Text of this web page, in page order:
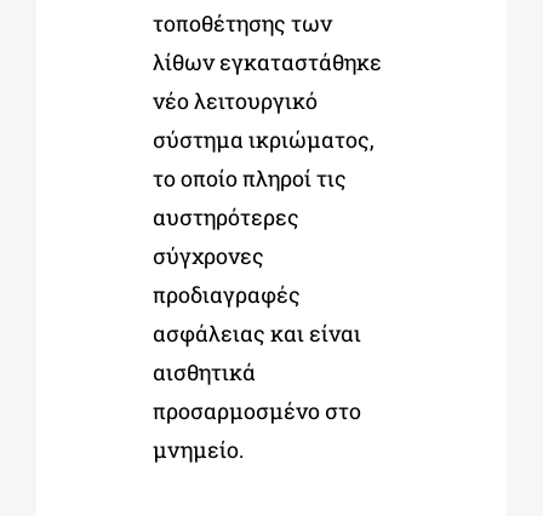
τοποθέτησης των
λίθων εγκαταστάθηκε
νέο λειτουργικό
σύστημα ικριώματος,
το οποίο πληροί τις
αυστηρότερες
σύγχρονες
προδιαγραφές
ασφάλειας και είναι
αισθητικά
προσαρμοσμένο στο
μνημείο.